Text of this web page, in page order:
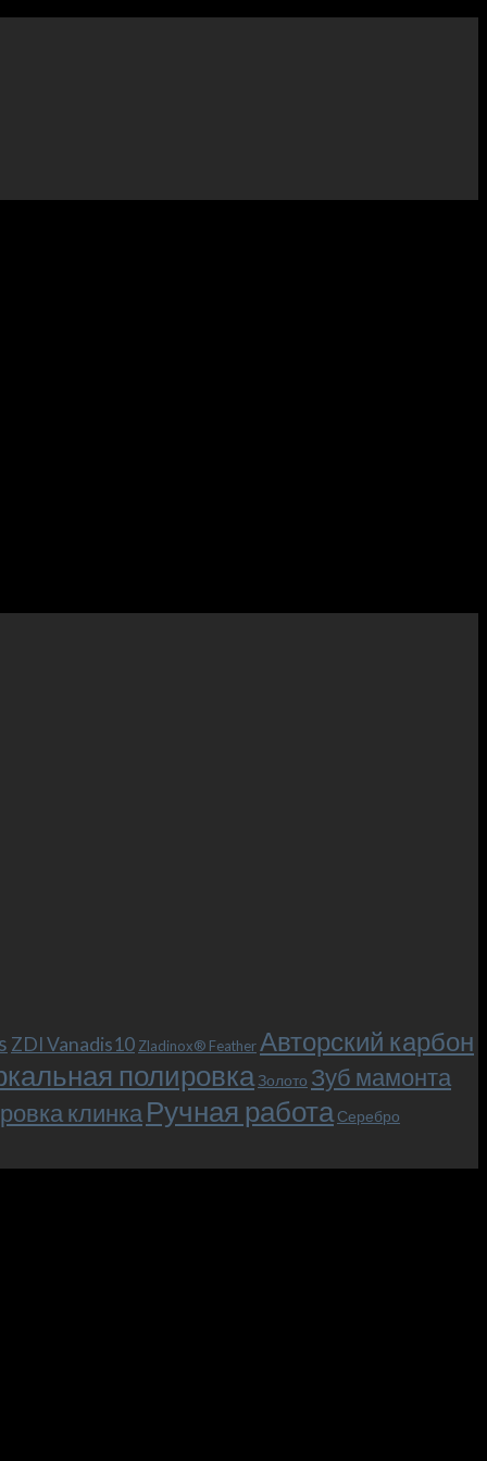
ZDI Vanadis10 Zladinox® FeatherАвторский карбон
полировка Золото Зуб мамонта
клинкаРучная работа Серебро